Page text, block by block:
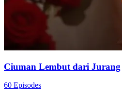
Ciuman Lembut dari Jurang
60 Episodes